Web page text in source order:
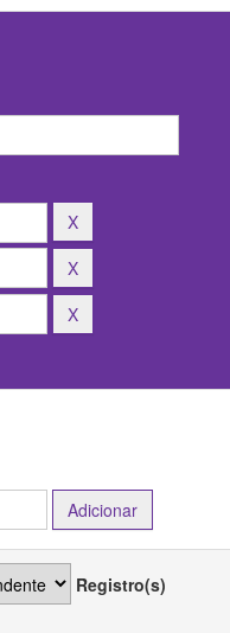
Registro(s)